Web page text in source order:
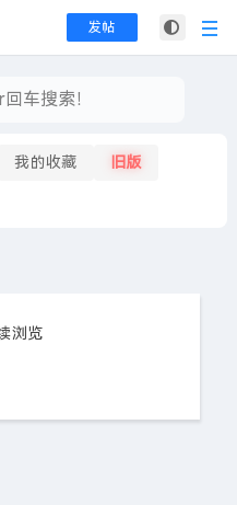
发帖
我的收藏 旧版
浏览